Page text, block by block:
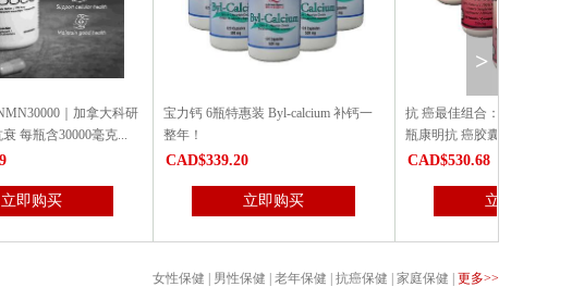
宝力钙 6瓶特惠装 Byl-calcium 补钙一
整年！
抗 癌最佳组合：3瓶安可尔抗 癌素+3
瓶康明抗 癌胶囊（特惠6瓶装)
>
女性保健 男性保健 老年保健 抗癌保健 家庭保健 更多>>